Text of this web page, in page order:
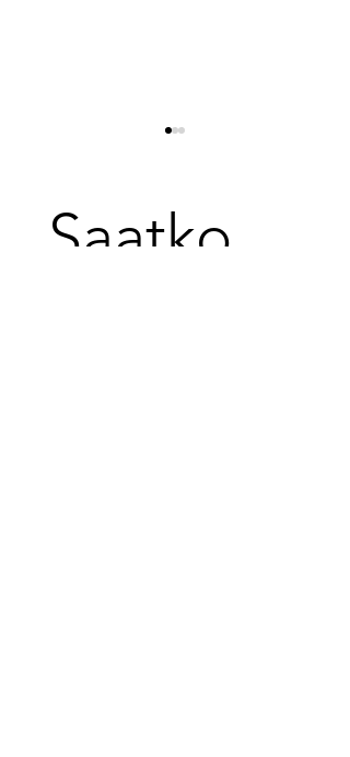
Saatko